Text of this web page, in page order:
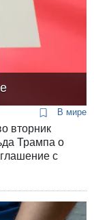
В мире
вторник
Трампа о
с